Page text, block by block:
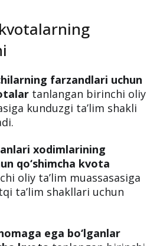
farzandlari uchun
tanlangan birinchi oliy
kunduzgi ta’lim shakli
xodimlarining
qo‘shimcha kvota
oliy ta’lim muassasasiga
ta’lim shakllari uchun
ega bo‘lganlar